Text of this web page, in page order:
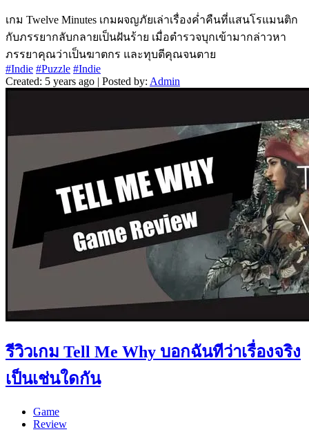
เกม Twelve Minutes เกมผจญภัยเล่าเรื่องค่ำคืนที่แสนโรแมนติก
กับภรรยากลับกลายเป็นฝันร้าย เมื่อตำรวจบุกเข้ามากล่าวหา
ภรรยาคุณว่าเป็นฆาตกร และทุบตีคุณจนตาย
#Indie #Puzzle #Indie
Created: 5 years ago | Posted by: Admin
รีวิวเกม Tell Me Why บอกฉันทีว่าเรื่องจริง
เป็นเช่นใดกัน
Game
Review